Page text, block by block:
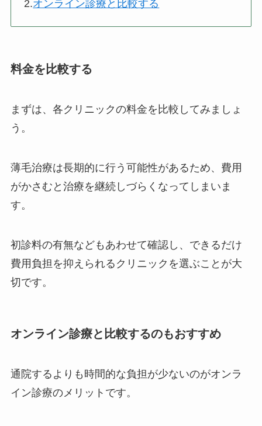
2.オンライン診療と比較する
料金を比較する
まずは、各クリニックの料金を比較してみましょ
う。
薄毛治療は長期的に行う可能性があるため、費用
がかさむと治療を継続しづらくなってしまいま
す。
初診料の有無などもあわせて確認し、できるだけ
費用負担を抑えられるクリニックを選ぶことが大
切です。
オンライン診療と比較するのもおすすめ
通院するよりも時間的な負担が少ないのがオンラ
イン診療のメリットです。